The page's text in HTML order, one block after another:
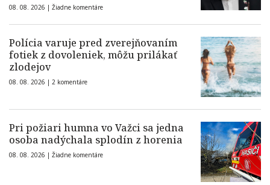
08. 08. 2026 | Žiadne komentáre
Polícia varuje pred zverejňovaním
fotiek z dovoleniek, môžu prilákať
zlodejov
08. 08. 2026 | 2 komentáre
Pri požiari humna vo Važci sa jedna
osoba nadýchala splodín z horenia
08. 08. 2026 | Žiadne komentáre